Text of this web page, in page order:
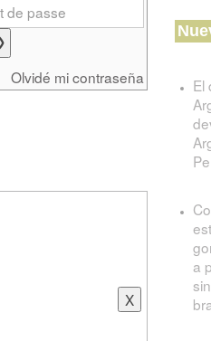
Olvidé mi contraseña
El
a